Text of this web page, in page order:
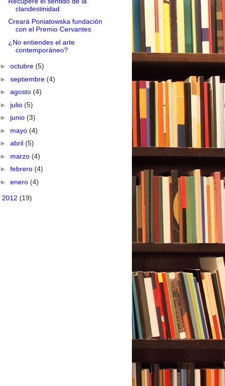
clandestinidad
Creará Poniatowska fundación
con el Premio Cervantes
¿No entiendes el arte
contemporáneo?
► octubre (5)
► septiembre (4)
► agosto (4)
► julio (5)
► junio (3)
► mayo (4)
► abril (5)
► marzo (4)
► febrero (4)
► enero (4)
2012 (19)